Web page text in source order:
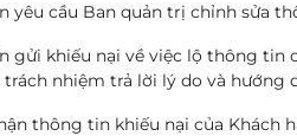
yêu cầu Ban quản trị chỉnh sửa
gửi khiếu nại về việc lộ thông tin
nhiệm trả lời lý do và
thông tin khiếu nại của Khách